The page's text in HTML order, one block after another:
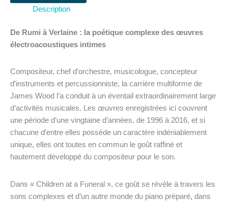
"KhamushDescription
De Rumi à Verlaine : la poétique complexe des œuvres
électroacoustiques intimes
Compositeur, chef d’orchestre, musicologue, concepteur
d’instruments et percussionniste, la carrière multiforme de
James Wood l’a conduit à un éventail extraordinairement large
d’activités musicales. Les œuvres enregistrées ici couvrent
une période d’une vingtaine d’années, de 1996 à 2016, et si
chacune d’entre elles possède un caractère indéniablement
unique, elles ont toutes en commun le goût raffiné et
hautement développé du compositeur pour le son.
Dans « Children at a Funeral », ce goût se révèle à travers les
sons complexes et d’un autre monde du piano préparé, dans